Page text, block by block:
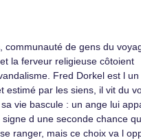
communauté de gens du
la ferveur religieuse côtoient
Fred Dorkel est l un
estimé par les siens, il vit du
vie bascule : un ange lui
d une seconde chance
ranger, mais ce choix va l